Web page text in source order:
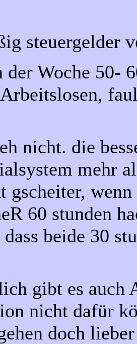
steuergelder
der Woche 50-
nicht. die
mehr
gscheiter,
60 stunden
beide 30
gibt es auch
nicht dafür
doch lieber